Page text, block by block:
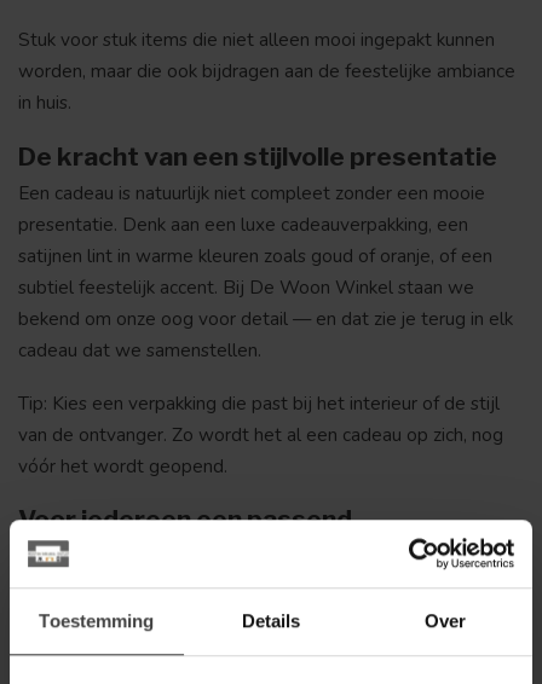
Toestemming Details Over
Stuk voor stuk items die niet alleen mooi ingepakt kunnen
worden, maar die ook bijdragen aan de feestelijke ambiance
in huis.
De kracht van een stijlvolle presentatie
Een cadeau is natuurlijk niet compleet zonder een mooie
presentatie. Denk aan een luxe cadeauverpakking, een
satijnen lint in warme kleuren zoals goud of oranje, of een
subtiel feestelijk accent. Bij De Woon Winkel staan we
bekend om onze oog voor detail — en dat zie je terug in elk
cadeau dat we samenstellen.
Tip: Kies een verpakking die past bij het interieur of de stijl
van de ontvanger. Zo wordt het al een cadeau op zich, nog
vóór het wordt geopend.
Voor iedereen een passend
decembercadeau
In onze winkel is er voor iedereen iets te vinden. Of je nu op
zoek bent naar een klein en betaalbaar gebaar, of juist een
luxer relatiegeschenk wilt geven: onze collectie biedt